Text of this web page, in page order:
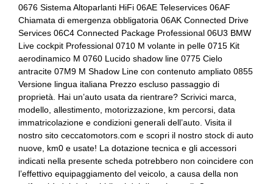
Fari con accensione automatica
Freno di stazionamento elettrico
Illuminazione abitacolo
Indicatore usura freni
Inserti in acciaio esterni
Interni in pelle
Cerchi in lega da 20
Chiusura centralizzata
Cinture di sicurezza
Climatizzatore automatico a tre zone
Computer di bordo
Console centrale multifunzione
Controllo della stabilità
0676 Sistema Altoparlanti HiFi 06AE Teleservices 06AF
Chiamata di emergenza obbligatoria 06AK Connected Drive
Services 06C4 Connected Package Professional 06U3 BMW
Live cockpit Professional 0710 M volante in pelle 0715 Kit
aerodinamico M 0760 Lucido shadow line 0775 Cielo
antracite 07M9 M Shadow Line con contenuto ampliato 0855
Versione lingua italiana Prezzo escluso passaggio di
proprietà. Hai un’auto usata da rientrare? Scrivici marca,
modello, allestimento, motorizzazione, km percorsi, data
immatricolazione e condizioni generali dell’auto. Visita il
nostro sito ceccatomotors.com e scopri il nostro stock di auto
nuove, km0 e usate! La dotazione tecnica e gli accessori
indicati nella presente scheda potrebbero non coincidere con
l’effettivo equipaggiamento del veicolo, a causa della non